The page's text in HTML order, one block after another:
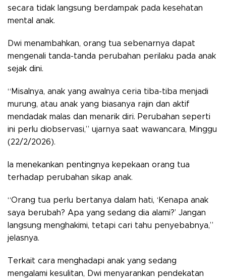
secara tidak langsung berdampak pada kesehatan
mental anak.
Dwi menambahkan, orang tua sebenarnya dapat
mengenali tanda-tanda perubahan perilaku pada anak
sejak dini.
“Misalnya, anak yang awalnya ceria tiba-tiba menjadi
murung, atau anak yang biasanya rajin dan aktif
mendadak malas dan menarik diri. Perubahan seperti
ini perlu diobservasi,” ujarnya saat wawancara, Minggu
(22/2/2026).
Ia menekankan pentingnya kepekaan orang tua
terhadap perubahan sikap anak.
“Orang tua perlu bertanya dalam hati, ‘Kenapa anak
saya berubah? Apa yang sedang dia alami?’ Jangan
langsung menghakimi, tetapi cari tahu penyebabnya,”
jelasnya.
Terkait cara menghadapi anak yang sedang
mengalami kesulitan, Dwi menyarankan pendekatan